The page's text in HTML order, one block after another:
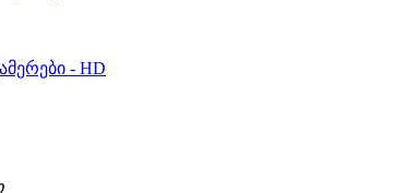
- HD